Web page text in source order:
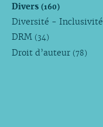
Divers (160)
Diversité - Inclusivité
DRM (34)
Droit d’auteur (78)